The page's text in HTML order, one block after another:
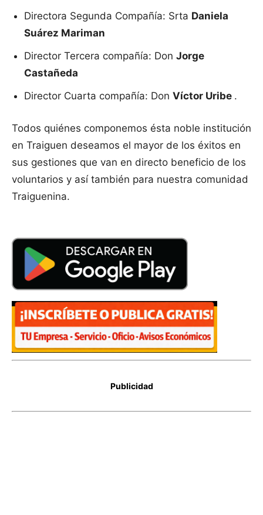
Directora Segunda Compañía: Srta Daniela
Suárez Mariman
Director Tercera compañía: Don Jorge
Castañeda
Director Cuarta compañía: Don Víctor Uribe .
Todos quiénes componemos ésta noble institución
en Traiguen deseamos el mayor de los éxitos en
sus gestiones que van en directo beneficio de los
voluntarios y así también para nuestra comunidad
Traiguenina.
Publicidad